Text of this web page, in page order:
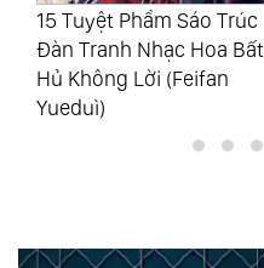
15 Tuyệt Phẩm Sáo Trúc
Đàn Tranh Nhạc Hoa Bất
Hủ Không Lời (Feifan
Yueduì)